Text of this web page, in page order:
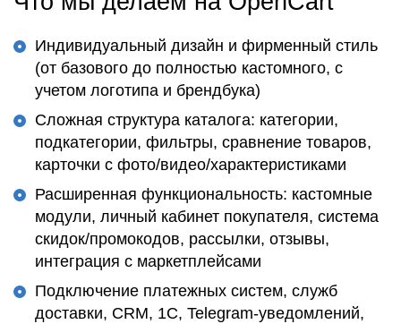
Индивидуальный дизайн и фирменный стиль
(от базового до полностью кастомного, с
учетом логотипа и брендбука)
Сложная структура каталога: категории,
подкатегории, фильтры, сравнение товаров,
карточки с фото/видео/характеристиками
Расширенная функциональность: кастомные
модули, личный кабинет покупателя, система
скидок/промокодов, рассылки, отзывы,
интеграция с маркетплейсами
Подключение платежных систем, служб
доставки, CRM, 1С, Telegram-уведомлений,